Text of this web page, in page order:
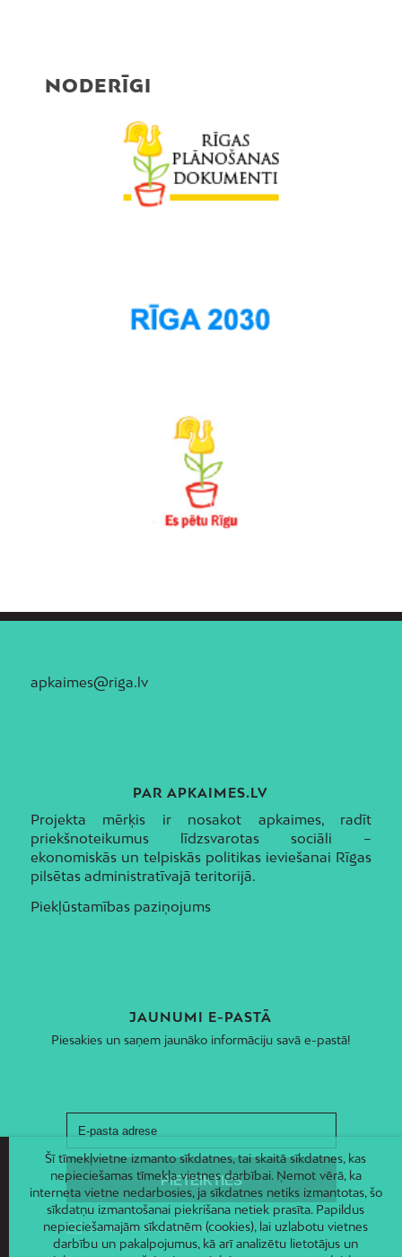
NODERĪGI
apkaimes@riga.lv
PAR APKAIMES.LV
Projekta mērķis ir nosakot apkaimes, radīt
priekšnoteikumus līdzsvarotas sociāli –
ekonomiskās un telpiskās politikas ieviešanai Rīgas
pilsētas administratīvajā teritorijā.
Piekļūstamības paziņojums
JAUNUMI E-PASTĀ
Piesakies un saņem jaunāko informāciju savā e-pastā!
Šī tīmekļvietne izmanto sīkdatnes, tai skaitā sīkdatnes, kas
nepieciešamas tīmekļa vietnes darbībai. Ņemot vērā, ka
interneta vietne nedarbosies, ja sīkdatnes netiks izmantotas, šo
sīkdatņu izmantošanai piekrišana netiek prasīta. Papildus
nepieciešamajām sīkdatnēm (cookies), lai uzlabotu vietnes
darbību un pakalpojumus, kā arī analizētu lietotājus un